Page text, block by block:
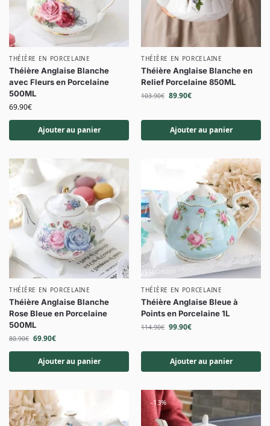
THÉIÈRE EN PORCELAINE
Théière Anglaise Blanche
avec Fleurs en Porcelaine
500ML
69.90€
Ajouter au panier
THÉIÈRE EN PORCELAINE
Théière Anglaise Blanche en
Relief Porcelaine 850ML
103.90€ 89.90€
Ajouter au panier
-14%
THÉIÈRE EN PORCELAINE
Théière Anglaise Blanche
Rose Bleue en Porcelaine
500ML
80.90€ 69.90€
Ajouter au panier
THÉIÈRE EN PORCELAINE
Théière Anglaise Bleue à
Points en Porcelaine 1L
114.90€ 99.90€
Ajouter au panier
-13%